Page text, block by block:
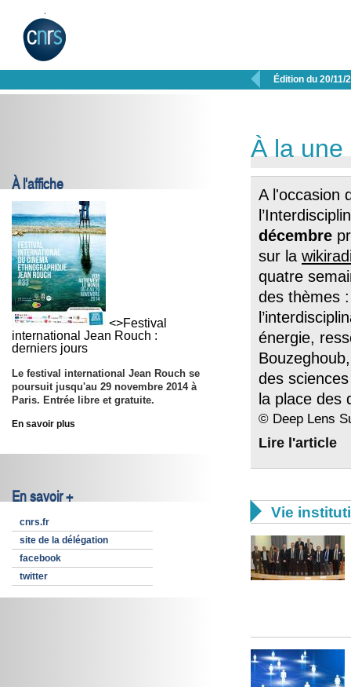
 Édition du 20/11/
À l'affiche
<>Festival
international Jean Rouch :
derniers jours
Le festival international Jean Rouch se
poursuit jusqu'au 29 novembre 2014à
Paris. Entrée libre et gratuite.
En savoir plus
En savoir +
cnrs.fr
site de la délégation
facebook
twitter
À la une
A l'occasion
décembre
sur la
quatre
des thèmes
énergie,
des
la place des
© Deep Lens
Lire l'article
 Vie